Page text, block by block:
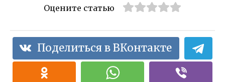
Оцените статью
Поделиться в ВКонтакте